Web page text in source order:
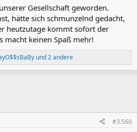
Gesellschaft geworden.
hätte sich schmunzelnd gedacht,
heutzutage kommt sofort der
macht keinen Spaß mehr!
und 2 andere
#3.560